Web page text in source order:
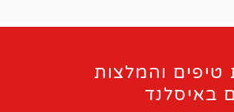
והמלצות
באיסלנד